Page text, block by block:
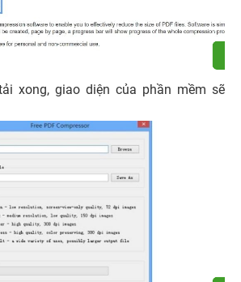
xong, giao diện của phần mềm sẽ